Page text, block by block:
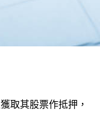
取其股票作抵押，